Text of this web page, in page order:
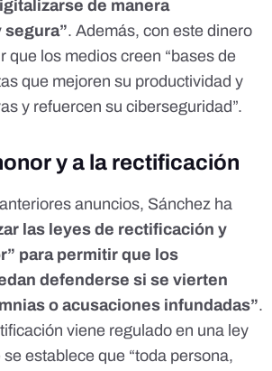
de manera
. Además, con este dinero
que los medios creen “bases de
que mejoren su productividad y
y refuercen su ciberseguridad”.
y a la rectificación
anuncios, Sánchez ha
las leyes de rectificación y
para permitir que los
defenderse si se vierten
o acusaciones infundadas”.
viene regulado en una ley
se establece que “toda persona,